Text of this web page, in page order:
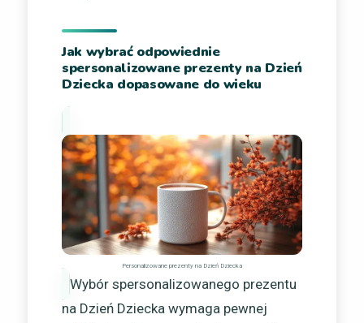
Jak wybrać odpowiednie
spersonalizowane prezenty na Dzień
Dziecka dopasowane do wieku
Personalizowane prezenty na Dzień Dziecka
Wybór spersonalizowanego prezentu
na Dzień Dziecka wymaga pewnej